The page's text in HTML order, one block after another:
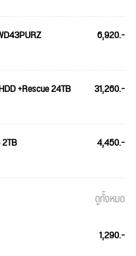
6,920.-
+Rescue 24TB 31,260.-
4,450.-
ดูทั้งหมด
1,290.-